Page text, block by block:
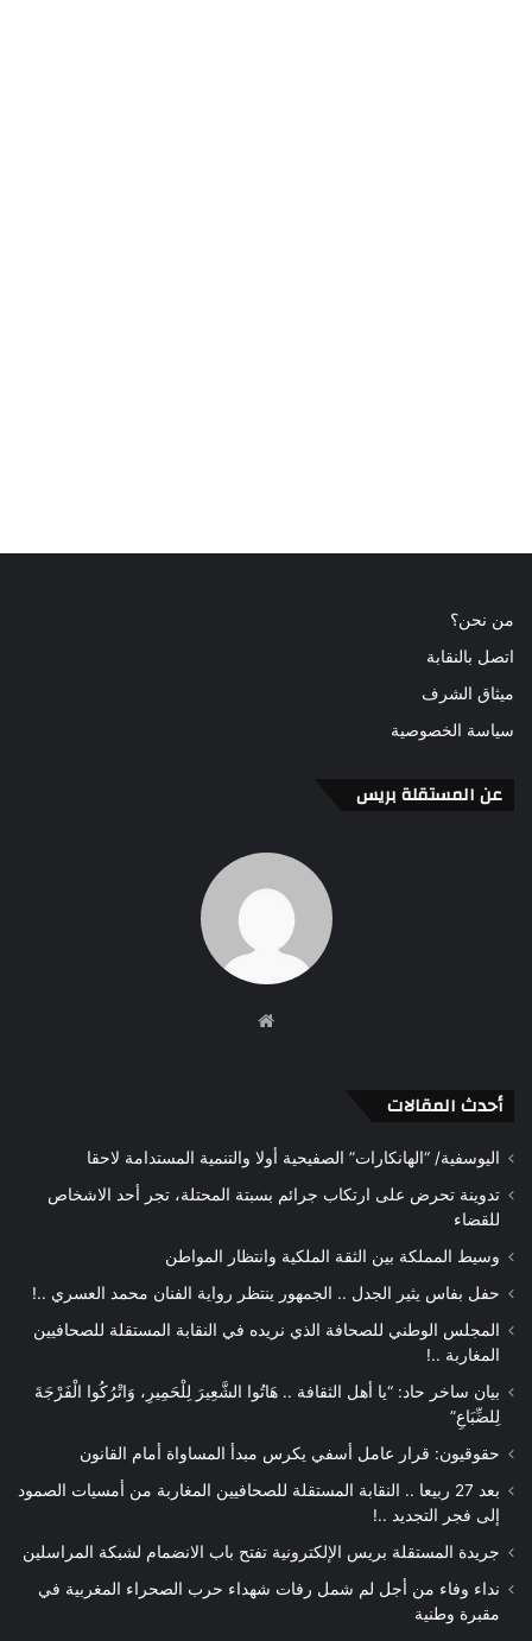
من نحن؟
اتصل بالنقابة
ميثاق الشرف
سياسة الخصوصية
عن المستقلة بريس
أحدث المقالات
اليوسفية/ “الهانكارات” الصفيحية أولا والتنمية المستدامة لاحقا
تدوينة تحرض على ارتكاب جرائم بسبتة المحتلة، تجر أحد الاشخاص
للقضاء
وسيط المملكة بين الثقة الملكية وانتظار المواطن
حفل بفاس يثير الجدل .. الجمهور ينتظر رواية الفنان محمد العسري ..!
المجلس الوطني للصحافة الذي نريده في النقابة المستقلة للصحافيين
المغاربة ..!
بيان ساخر حاد: “يا أهل الثقافة .. هَاتُوا الشَّعِيرَ لِلْحَمِيرِ، وَاتْرُكُوا الْفَرْجَةَ
لِلضِّبَاعِ”
حقوقيون: قرار عامل أسفي يكرس مبدأ المساواة أمام القانون
بعد 27 ربيعا .. النقابة المستقلة للصحافيين المغاربة من أمسيات الصمود
إلى فجر التجديد ..!
جريدة المستقلة بريس الإلكترونية تفتح باب الانضمام لشبكة المراسلين
نداء وفاء من أجل لم شمل رفات شهداء حرب الصحراء المغربية في
مقبرة وطنية